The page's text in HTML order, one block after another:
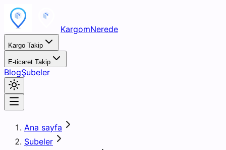
KargomNerede
Kargo Takip
E-ticaret Takip
BlogŞubeler
Ana sayfa
Şubeler